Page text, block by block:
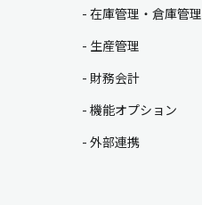
在庫管理・倉庫管理
生産管理
財務会計
機能オプション
外部連携